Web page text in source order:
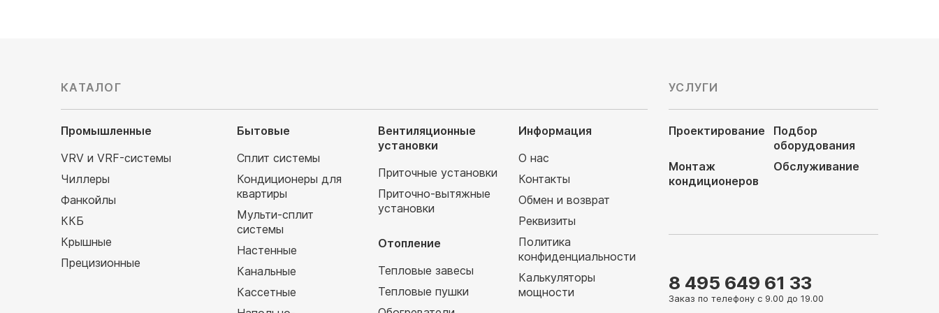
КАТАЛОГ
Промышленные
VRV и VRF-системы
Чиллеры
Фанкойлы
ККБ
Крышные
Прецизионные
Бытовые
Сплит системы
Кондиционеры для
квартиры
Мульти-сплит
системы
Настенные
Канальные
Кассетные
Вентиляционные
установки
Приточные установки
Приточно-вытяжные
установки
Отопление
Тепловые завесы
Тепловые пушки
Информация
О нас
Контакты
Обмен и возврат
Реквизиты
Политика
конфиденциальности
Калькуляторы
мощности
УСЛУГИ
Проектирование
Подбор
оборудования
Монтаж
кондиционеров
Обслуживание
8 495 649 61 33
Заказ по телефону с 9.00 до 19.00